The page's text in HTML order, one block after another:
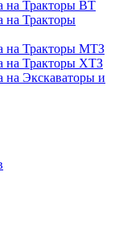
на Тракторы ВТ
на Тракторы
на Тракторы МТЗ
на Тракторы ХТЗ
на Экскаваторы и